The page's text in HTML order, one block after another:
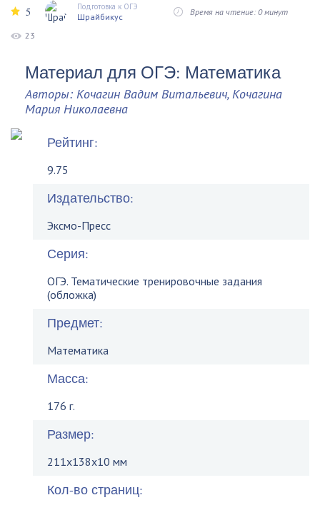
5 Подготовка к ОГЭ
Шрайбикус Время на чтение: 0 минут
23
Материал для ОГЭ: Математика
Авторы: Кочагин Вадим Витальевич, Кочагина
Мария Николаевна
Рейтинг:
9.75
Издательство:
Эксмо-Пресс
Серия:
ОГЭ. Тематические тренировочные задания
(обложка)
Предмет:
Математика
Масса:
176 г.
Размер:
211x138x10 мм
Кол-во страниц: